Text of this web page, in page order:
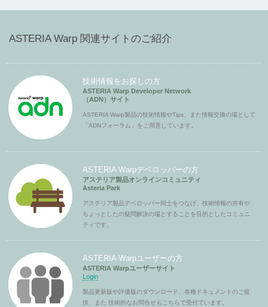
ASTERIA Warp 関連サイトのご紹介
技術情報をお探しの方
ASTERIA Warp Developer Network
（ADN）サイト
ASTERIA Warp製品の技術情報やTips、また情報交換の場として
「ADNフォーラム」をご用意しています。
ASTERIA Warpデベロッパーの方
アステリア製品オンラインコミュニティ
Asteria Park
アステリア製品デベロッパー同士をつなげ、技術情報の共有や
ちょっとしたの疑問解決の場とすることを目的としたコミュニ
ティです。
ASTERIA Warpユーザーの方
ASTERIA Warpユーザーサイト
Login
製品更新版や評価版のダウンロード、各種ドキュメントのご提
供、また 技術的なお問合せもこちらで受付ています。